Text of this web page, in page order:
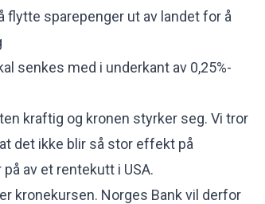
flytte sparepenger ut av landet for å
senkes med i underkant av 0,25%-
kraftig og kronen styrker seg. Vi tror
det ikke blir så stor effekt på
av et rentekutt i USA.
kronekursen. Norges Bank vil derfor